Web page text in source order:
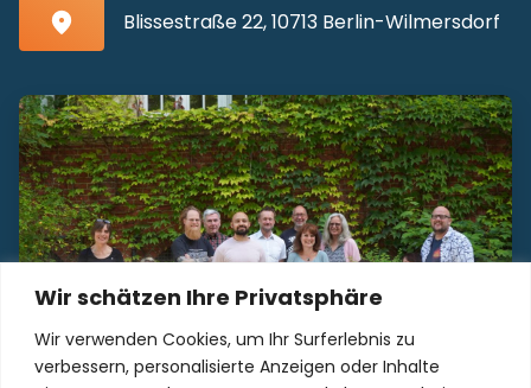
Wir schätzen Ihre Privatsphäre
Wir verwenden Cookies, um Ihr Surferlebnis zu
verbessern, personalisierte Anzeigen oder Inhalte
Blissestraße 22, 10713 Berlin-Wilmersdorf